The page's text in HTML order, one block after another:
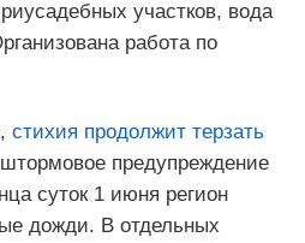
участков, вода
работа по
стихия продолжит терзать
предупреждение
суток 1 июня регион
дожди. В отдельных